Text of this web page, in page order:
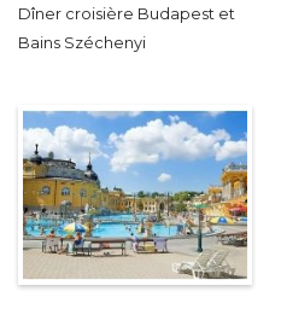
Dîner croisière Budapest et
Bains Széchenyi